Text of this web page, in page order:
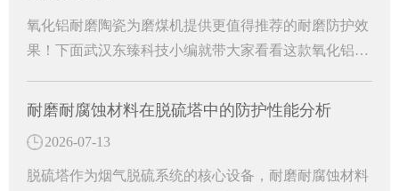
氧化铝耐磨陶瓷为磨煤机提供更值得推荐的耐磨防护效
果！下面武汉东臻科技小编就带大家看看这款氧化铝耐
耐磨耐腐蚀材料在脱硫塔中的防护性能分析
2026-07-13
脱硫塔作为烟气脱硫系统的核心设备，耐磨耐腐蚀材料